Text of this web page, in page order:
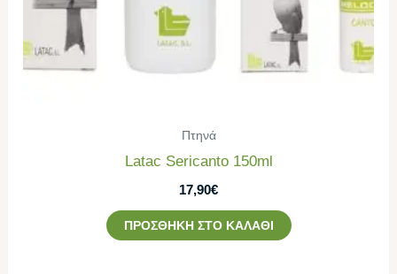
Πτηνά
Latac Sericanto 150ml
17,90€
ΠΡΟΣΘΉΚΗ ΣΤΟ ΚΑΛΆΘΙ